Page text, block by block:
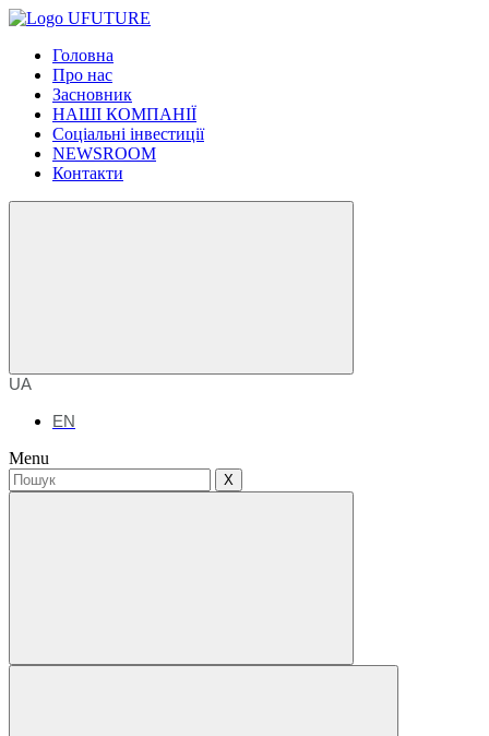
Головна
Про нас
Засновник
НАШІ КОМПАНІЇ
Соціальні інвестиції
NEWSROOM
Контакти
UA
EN
Menu
X